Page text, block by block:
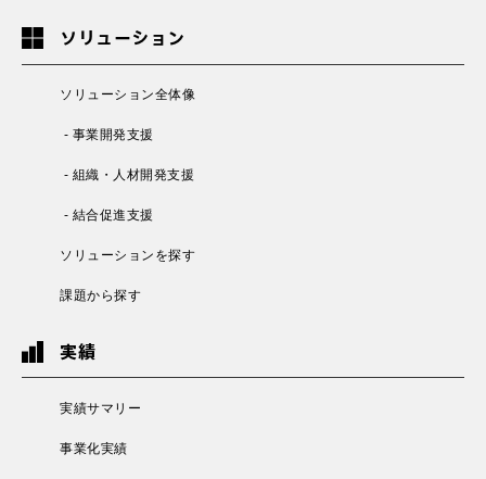
ソリューション
ソリューション全体像
- 事業開発支援
- 組織・人材開発支援
- 結合促進支援
ソリューションを探す
課題から探す
実績
実績サマリー
事業化実績